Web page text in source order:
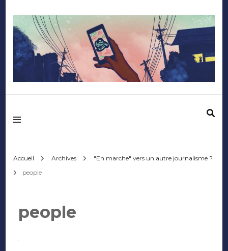
Mediafactory – Le
d'Audencia
Accueil Archives
"En marche" vers un autre journalisme ?
people
people